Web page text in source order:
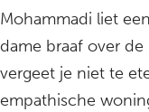
Mohammadi liet
dame braaf over de
vergeet je niet te
empathische